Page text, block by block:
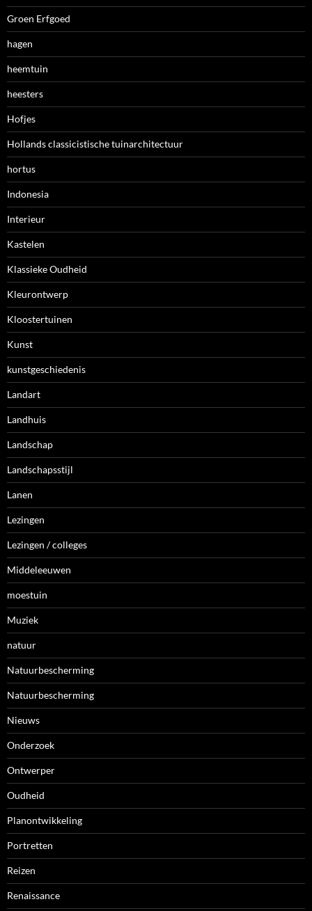
Groen Erfgoed
hagen
heemtuin
heesters
Hofjes
Hollands classicistische tuinarchitectuur
hortus
Indonesia
Interieur
Kastelen
Klassieke Oudheid
Kleurontwerp
Kloostertuinen
Kunst
kunstgeschiedenis
Landart
Landhuis
Landschap
Landschapsstijl
Lanen
Lezingen
Lezingen / colleges
Middeleeuwen
moestuin
Muziek
natuur
Natuurbescherming
Natuurbescherming
Nieuws
Onderzoek
Ontwerper
Oudheid
Planontwikkeling
Portretten
Reizen
Renaissance